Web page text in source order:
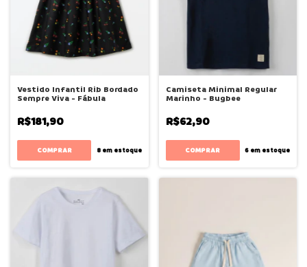
Vestido Infantil Rib Bordado
Sempre Viva - Fábula
R$181,90
COMPRAR 8em estoque
Camiseta Minimal Regular
Marinho - Bugbee
R$62,90
COMPRAR 6 em estoque